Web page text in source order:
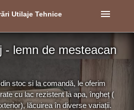
Utilaje Tehnice menu
- lemn de mesteacan
stoc si la comandă, le oferim
cu lac rezistent la apa, îngheț (
lăcuirea în diverse variații.